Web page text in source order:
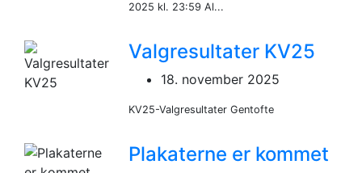
2025 kl. 23:59 Al...
Valgresultater KV25
18. november 2025
KV25-Valgresultater Gentofte
Plakaterne er kommet